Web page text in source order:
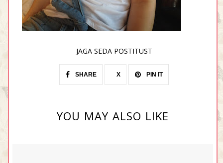
JAGA SEDA POSTITUST
SHARE X PIN IT
YOU MAY ALSO LIKE